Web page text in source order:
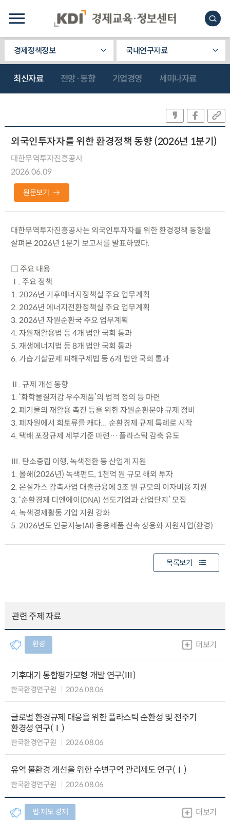
경제정책정보 국내연구자료
최신자료 전망·동향 기업경영 세미나자료
외국인투자자를 위한 환경정책 동향 (2026년 1분기)
대한무역투자진흥공사
2026.06.09
원문보기
대한무역투자진흥공사는 외국인투자자를 위한 환경정책 동향을
살펴본 2026년 1분기 보고서를 발표하였다.
□ 주요 내용
Ⅰ. 주요 정책
1. 2026년 기후에너지정책실 주요 업무계획
2. 2026년 에너지전환정책실 주요 업무계획
3. 2026년 자원순환국 주요 업무계획
4. 자원재활용법 등 4개 법안 국회 통과
5. 재생에너지법 등 8개 법안 국회 통과
6. 가습기살균제 피해구제법 등 6개 법안 국회 통과
Ⅱ. 규제 개선 동향
1. ‘화학물질저감 우수제품’의 법적 정의 등 마련
2. 폐기물의 재활용 촉진 등을 위한 자원순환분야 규제 정비
3. 폐자원에서 희토류를 캐다... 순환경제 규제 특례로 시작
4. 택배 포장규제 세부기준 마련… 플라스틱 감축 유도
Ⅲ. 탄소중립 이행, 녹색전환 등 산업계 지원
1. 올해(2026년) 녹색펀드, 1천억 원 규모 해외 투자
2. 온실가스 감축사업 대출금융에 3조 원 규모의 이자비용 지원
3. ‘순환경제 디엔에이(DNA) 선도기업과 산업단지’ 모집
4. 녹색경제활동 기업 지원 강화
5. 2026년도 인공지능(AI) 응용제품 신속 상용화 지원사업(환경)
목록보기
관련 주제 자료
환경 더보기
기후대기 통합평가모형 개발 연구(Ⅲ)
한국환경연구원 2026.08.06
글로벌 환경규제 대응을 위한 플라스틱 순환성 및 전주기
환경성 연구(Ⅰ)
한국환경연구원 2026.08.06
유역 물환경 개선을 위한 수변구역 관리제도 연구(Ⅰ)
한국환경연구원 2026.08.06
법∙제도 경제 더보기